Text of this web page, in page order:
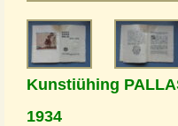
Kunstiühing
1934